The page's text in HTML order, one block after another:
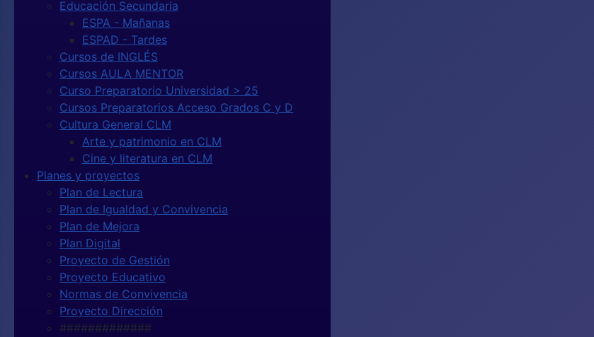
Educación Secundaria
ESPA - Mañanas
ESPAD - Tardes
Cursos de INGLÉS
Cursos AULA MENTOR
Curso Preparatorio Universidad > 25
Cursos Preparatorios Acceso Grados C y D
Cultura General CLM
Arte y patrimonio en CLM
Cine y literatura en CLM
Planes y proyectos
Plan de Lectura
Plan de Igualdad y Convivencia
Plan de Mejora
Plan Digital
Proyecto de Gestión
Proyecto Educativo
Normas de Convivencia
Proyecto Dirección
#############